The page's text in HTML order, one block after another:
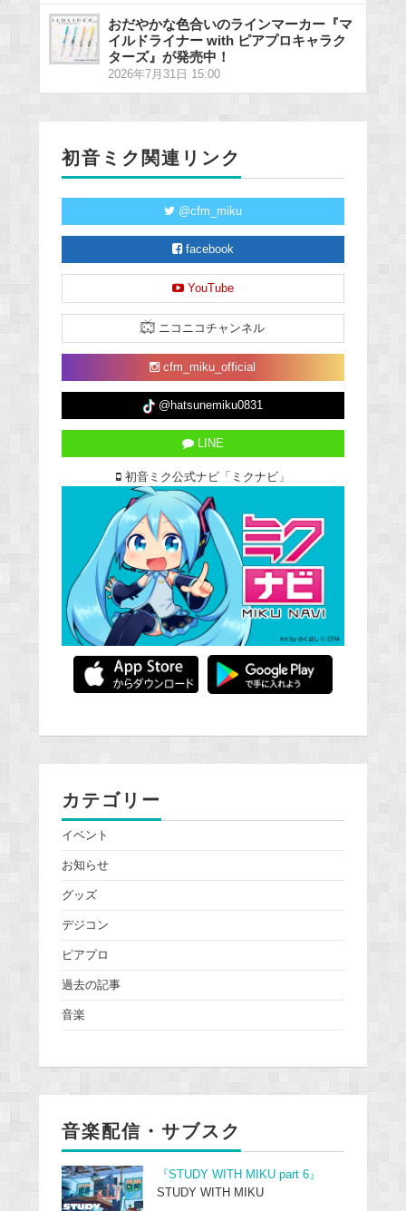
おだやかな色合いのラインマーカー『マ
イルドライナー with ピアプロキャラク
ターズ』が発売中！
2026年7月31日 15:00
初音ミク関連リンク
@cfm_miku
facebook
YouTube
ニコニコチャンネル
cfm_miku_official
@hatsunemiku0831
LINE
初音ミク公式ナビ「ミクナビ」
カテゴリー
イベント
お知らせ
グッズ
デジコン
ピアプロ
過去の記事
音楽
音楽配信・サブスク
『STUDY WITH MIKU part 6』
STUDY WITH MIKU